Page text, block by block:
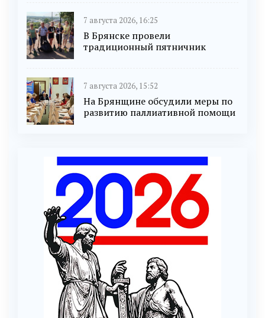
7 августа 2026, 16:25
В Брянске провели
традиционный пятничник
7 августа 2026, 15:52
На Брянщине обсудили меры по
развитию паллиативной помощи